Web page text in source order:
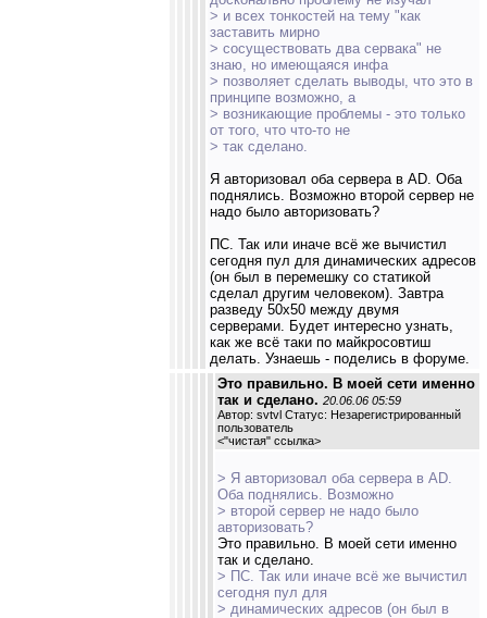
> и всех тонкостей на тему "как
заставить мирно
> сосуществовать два сервака" не
знаю, но имеющаяся инфа
> позволяет сделать выводы, что это в
принципе возможно, а
> возникающие проблемы - это только
от того, что что-то не
> так сделано.
Я авторизовал оба сервера в AD. Оба
поднялись. Возможно второй сервер не
надо было авторизовать?
ПС. Так или иначе всё же вычистил
сегодня пул для динамических адресов
(он был в перемешку со статикой
сделал другим человеком). Завтра
разведу 50х50 между двумя
серверами. Будет интересно узнать,
как же всё таки по майкросовтиш
делать. Узнаешь - поделись в форуме.
Это правильно. В моей сети именно
так и сделано. 20.06.06 05:59
Автор: svtvl Статус: Незарегистрированный
пользователь
<"чистая" ссылка>
> Я авторизовал оба сервера в AD.
Оба поднялись. Возможно
> второй сервер не надо было
авторизовать?
Это правильно. В моей сети именно
так и сделано.
> ПС. Так или иначе всё же вычистил
сегодня пул для
> динамических адресов (он был в